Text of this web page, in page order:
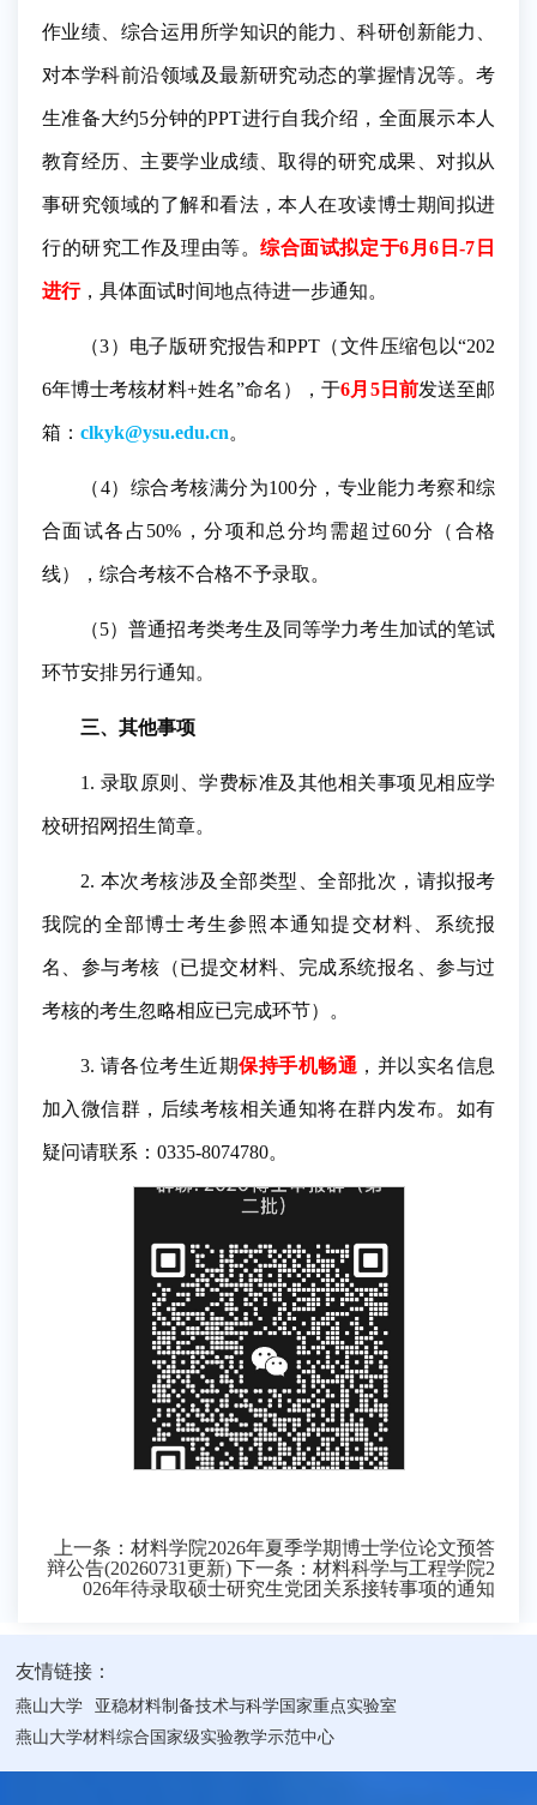
作业绩、综合运用所学知识的能力、科研创新能力、
对本学科前沿领域及最新研究动态的掌握情况等。考
生准备大约5分钟的PPT进行自我介绍，全面展示本人
教育经历、主要学业成绩、取得的研究成果、对拟从
事研究领域的了解和看法，本人在攻读博士期间拟进
行的研究工作及理由等。综合面试拟定于6月6日-7日
进行，具体面试时间地点待进一步通知。
（3）电子版研究报告和PPT（文件压缩包以“202
6年博士考核材料+姓名”命名），于6月5日前发送至邮
箱： clkyk@ysu.edu.cn。
（4）综合考核满分为100分，专业能力考察和综
合面试各占50%，分项和总分均需超过60分（合格
线），综合考核不合格不予录取。
（5）普通招考类考生及同等学力考生加试的笔试
环节安排另行通知。
三、其他事项
1. 录取原则、学费标准及其他相关事项见相应学
校研招网招生简章。
2. 本次考核涉及全部类型、全部批次，请拟报考
我院的全部博士考生参照本通知提交材料、系统报
名、参与考核（已提交材料、完成系统报名、参与过
考核的考生忽略相应已完成环节）。
3. 请各位考生近期保持手机畅通 ，并以实名信息
加入微信群，后续考核相关通知将在群内发布。如有
疑问请联系：0335-8074780。
上一条： 材料学院2026年夏季学期博士学位论文预答
辩公告(20260731更新) 下一条： 材料科学与工程学院2
026年待录取硕士研究生党团关系接转事项的通知
友情链接：
燕山大学
亚稳材料制备技术与科学国家重点实验室
燕山大学材料综合国家级实验教学示范中心